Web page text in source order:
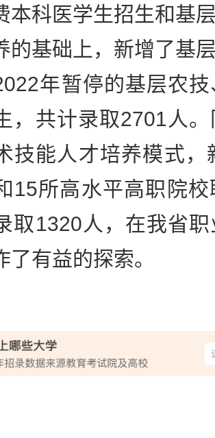
本科医学生招生和基
的基础上，新增了基
年暂停的基层农
，共计录取2701人
技能人才培养模式
15所高水平高职院
取1320人，在我省
了有益的探索。